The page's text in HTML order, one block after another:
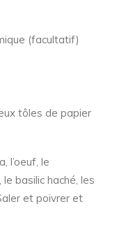
(facultatif)
tôles de papier
l’oeuf, le
basilic haché, les
et poivrer et